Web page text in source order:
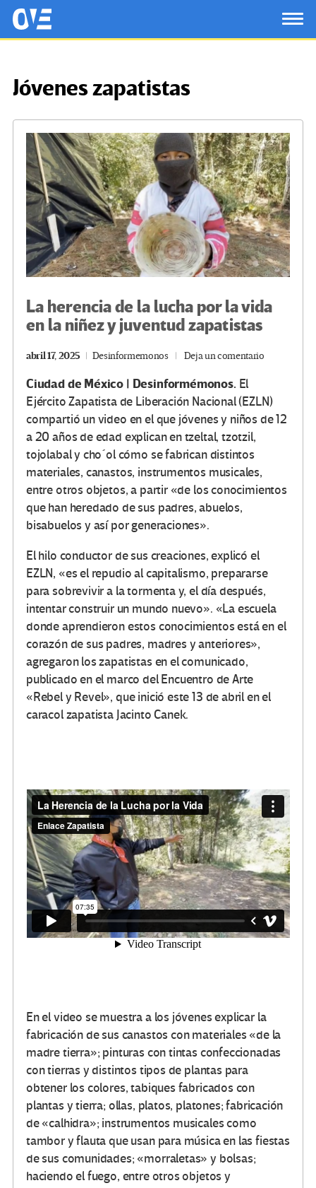
Saltar al contenido principal
OtrasVocesenEducacion.org
Jóvenes zapatistas
La herencia de la lucha por la vida
en la niñez y juventud zapatistas
abril 17, 2025 Desinformemonos Deja un comentario
Ciudad de México | Desinformémonos. El
Ejército Zapatista de Liberación Nacional (EZLN)
compartió un video en el que jóvenes y niños de 12
a 20 años de edad explican en tzeltal, tzotzil,
tojolabal y cho´ol cómo se fabrican distintos
materiales, canastos, instrumentos musicales,
entre otros objetos, a partir «de los conocimientos
que han heredado de sus padres, abuelos,
bisabuelos y así por generaciones».
El hilo conductor de sus creaciones, explicó el
EZLN, «es el repudio al capitalismo, prepararse
para sobrevivir a la tormenta y, el día después,
intentar construir un mundo nuevo». «La escuela
donde aprendieron estos conocimientos está en el
corazón de sus padres, madres y anteriores»,
agregaron los zapatistas en el comunicado,
publicado en el marco del Encuentro de Arte
«Rebel y Revel», que inició este 13 de abril en el
caracol zapatista Jacinto Canek.
En el video se muestra a los jóvenes explicar la
fabricación de sus canastos con materiales «de la
madre tierra»; pinturas con tintas confeccionadas
con tierras y distintos tipos de plantas para
obtener los colores, tabiques fabricados con
plantas y tierra; ollas, platos, platones; fabricación
de «calhidra»; instrumentos musicales como
tambor y flauta que usan para música en las fiestas
de sus comunidades; «morraletas» y bolsas;
haciendo el fuego, entre otros objetos y